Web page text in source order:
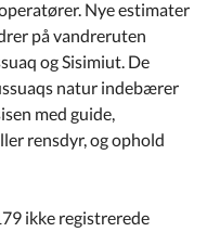
Nye estimater
på vandreruten
og Sisimiut. De
natur indebærer
med guide,
rensdyr, og ophold
ikke registrerede